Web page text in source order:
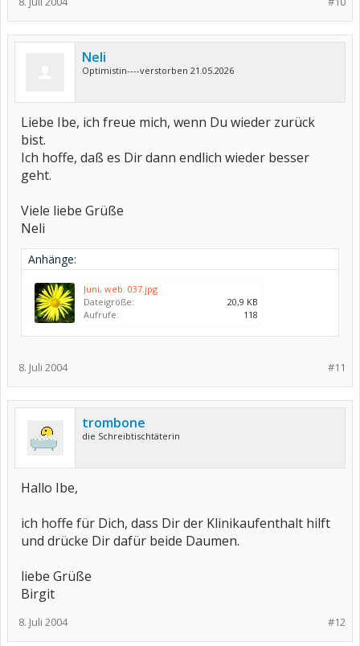
Neli
Optimistin----verstorben 21.05.2026
Liebe Ibe, ich freue mich, wenn Du wieder zurück
bist.
Ich hoffe, daß es Dir dann endlich wieder besser
geht.
Viele liebe Grüße
Neli
Anhänge:
Juni, web. 037.jpg
Dateigröße:
20,9 KB
Aufrufe:
118
#11
8. Juli 2004
trombone
die Schreibtischtäterin
Hallo Ibe,
ich hoffe für Dich, dass Dir der Klinikaufenthalt hilft
und drücke Dir dafür beide Daumen.
liebe Grüße
Birgit
#12
8. Juli 2004